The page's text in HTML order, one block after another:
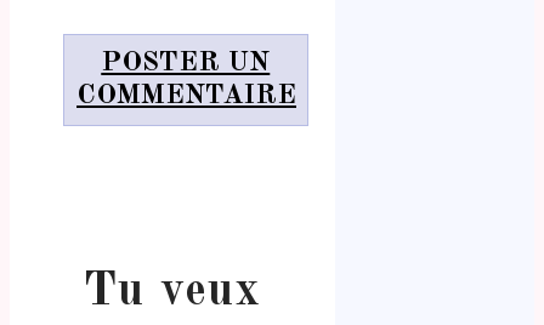
POSTER UN
COMMENTAIRE
Tu veux